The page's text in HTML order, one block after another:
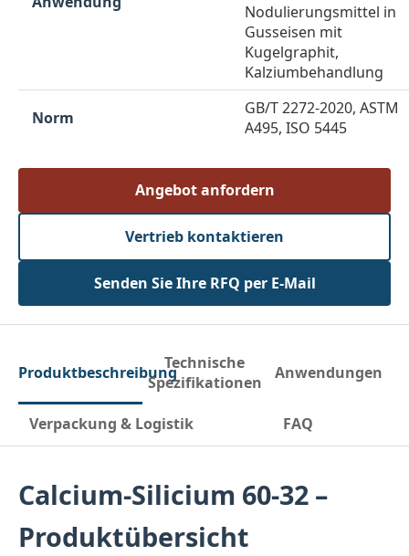
Nodulierungsmittel in
Gusseisen mit
Kugelgraphit,
Kalziumbehandlung
Norm
GB/T 2272-2020, ASTM
A495, ISO 5445
Angebot anfordern
Vertrieb kontaktieren
Senden Sie Ihre RFQ per E-Mail
ProduktbeschreibungTechnische
Spezifikationen
Anwendungen
Verpackung & Logistik FAQ
Calcium-Silicium 60-32 –
Produktübersicht